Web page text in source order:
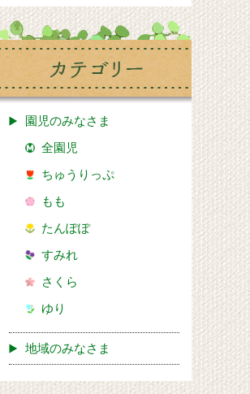
園児のみなさま
全園児
ちゅうりっぷ
もも
たんぽぽ
すみれ
さくら
ゆり
地域のみなさま